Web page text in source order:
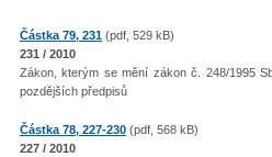
Částka 79, 231 (pdf, 529 kB)
231 / 2010
Zákon, kterým se mění zákon č. 248/1995
pozdějších předpisů
Částka 78, 227-230 (pdf, 568 kB)
227 / 2010